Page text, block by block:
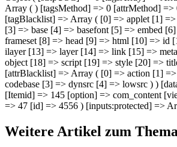
Array ( ) [tagsMethod] => 0 [attrMethod] =>
[tagBlacklist] => Array ( [0] => applet [1]
[3] => base [4] => basefont [5] => embed
frameset [8] => head [9] => html [10] => id
ilayer [13] => layer [14] => link [15] =>
object [18] => script [19] => style [20] =>
[attrBlacklist] => Array ( [0] => action [1]
codebase [3] => dynsrc [4] => lowsrc ) )
[Itemid] => 145 [option] => com_content
=> 47 [id] => 4556 ) [inputs:protected] =>
Weitere Artikel zum